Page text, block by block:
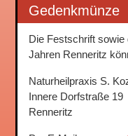
Gedenkmünze
Die Festschrift
Jahren Renneritz
Naturheilpraxis S.
Innere Dorfstraße 19
Renneritz